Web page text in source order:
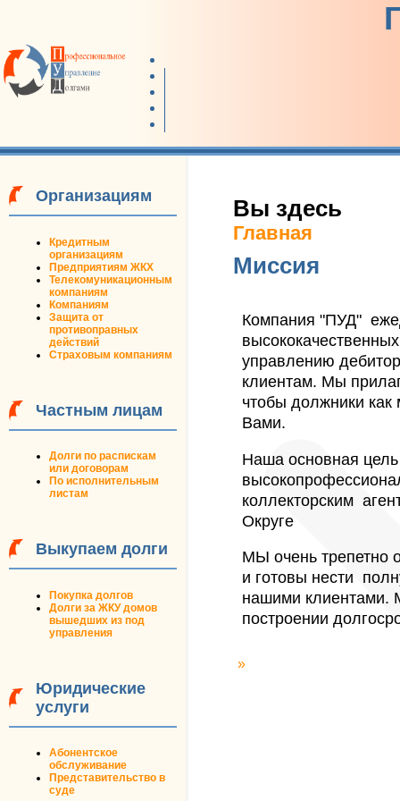
Организациям
Кредитным
организациям
Предприятиям ЖКХ
Телекомуникационным
компаниям
Компаниям
Защита от
противоправных
действий
Страховым компаниям
Частным лицам
Долги по распискам
или договорам
По исполнительным
листам
Выкупаем долги
Покупка долгов
Долги за ЖКУ домов
вышедших из под
управления
Юридические
услуги
Абонентское
обслуживание
Представительство в
суде
Вы здесь
Главная
Миссия
Компания "ПУД"
управлению
клиентам. Мы
чтобы должники
Вами.
Наша основная
коллекторским
Округе
МЫ очень трепетно
и готовы нести
нашими клиентами.
построении
»